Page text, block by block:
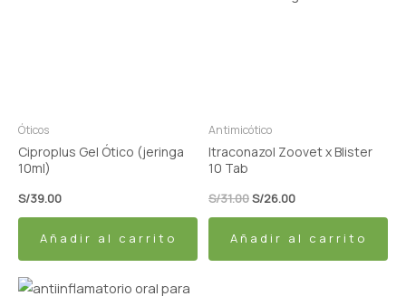
Óticos
Ciproplus Gel Ótico (jeringa
10ml)
S/39.00
Añadir al carrito
Antimicótico
Itraconazol Zoovet x Blister
10 Tab
S/31.00S/26.00
Añadir al carrito